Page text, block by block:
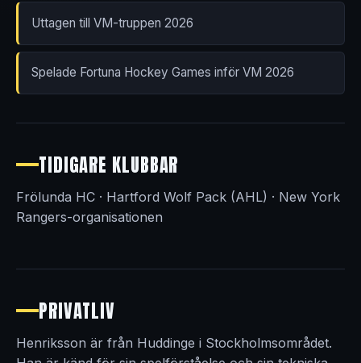
Uttagen till VM-truppen 2026
Spelade Fortuna Hockey Games inför VM 2026
TIDIGARE KLUBBAR
Frölunda HC · Hartford Wolf Pack (AHL) · New York
Rangers-organisationen
PRIVATLIV
Henriksson är från Huddinge i Stockholmsområdet.